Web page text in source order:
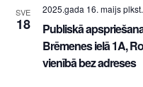
SVE
18
2025.gada 16. maijs
Publiskā
Brēmenes ielā 1A,
vienībā bez adreses